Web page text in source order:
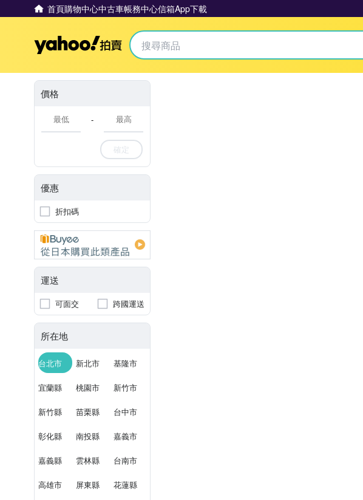
首頁購物中心中古車帳務中心信箱App下載
Yahoo拍賣
價格
-
確定
優惠
折扣碼
運送
可面交 跨國運送
所在地
台北市 新北市 基隆市
宜蘭縣 桃園市 新竹市
新竹縣 苗栗縣 台中市
彰化縣 南投縣 嘉義市
嘉義縣 雲林縣 台南市
高雄市 屏東縣 花蓮縣